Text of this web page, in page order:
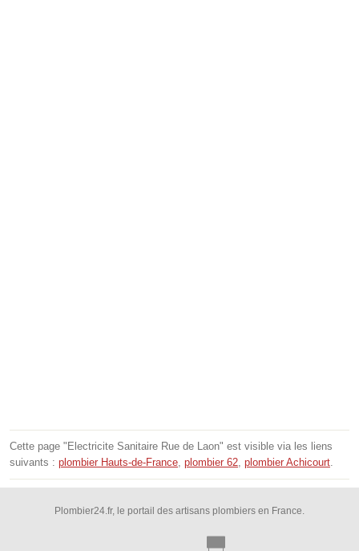
Cette page "Electricite Sanitaire Rue de Laon" est visible via les liens
suivants : plombier Hauts-de-France, plombier 62, plombier Achicourt.
Plombier24.fr, le portail des artisans plombiers en France.